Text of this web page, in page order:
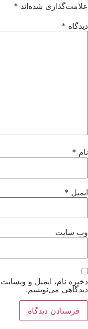
علامت‌گذاری شده‌اند *
دیدگاه *
نام *
ایمیل *
وب‌ سایت
ذخیره نام، ایمیل و
دیدگاهی می‌نویسم.